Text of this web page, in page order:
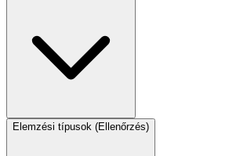
Elemzési típusok (Ellenőrzés)